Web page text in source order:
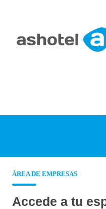
ÁREA DE EMPRESAS
Accede a tu